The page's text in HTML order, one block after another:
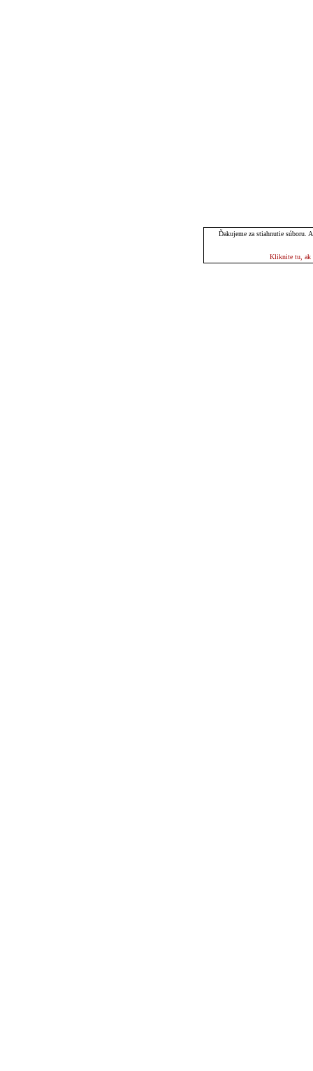
Ďakujeme za stiahnutie súboru.
Kliknite tu, ak